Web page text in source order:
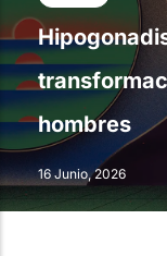
hombres
16 Junio, 2026